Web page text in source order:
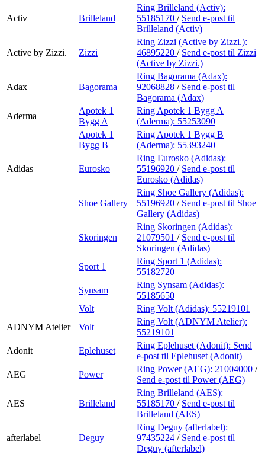
Activ Brilleland
Ring Brilleland (Activ):
55185170 / Send e-post til
Brilleland (Activ)
Active by Zizzi. Zizzi
Ring Zizzi (Active by Zizzi.):
46895220 / Send e-post til Zizzi
(Active by Zizzi.)
Adax Bagorama
Ring Bagorama (Adax):
92068828 / Send e-post til
Bagorama (Adax)
Aderma
Apotek 1
Bygg A
Ring Apotek 1 Bygg A
(Aderma): 55253090
Apotek 1
Bygg B
Ring Apotek 1 Bygg B
(Aderma): 55393240
Adidas Eurosko
Ring Eurosko (Adidas):
55196920 / Send e-post til
Eurosko (Adidas)
Shoe Gallery
Ring Shoe Gallery (Adidas):
55196920 / Send e-post til Shoe
Gallery (Adidas)
Skoringen
Ring Skoringen (Adidas):
21079501 / Send e-post til
Skoringen (Adidas)
Sport 1
Ring Sport 1 (Adidas):
55182720
Synsam
Ring Synsam (Adidas):
55185650
Volt
Ring Volt (Adidas): 55219101
ADNYM Atelier
Volt
Ring Volt (ADNYM Atelier):
55219101
Adonit
Eplehuset
Ring Eplehuset (Adonit): Send
e-post til Eplehuset (Adonit)
AEG
Power
Ring Power (AEG): 21004000 /
Send e-post til Power (AEG)
AES Brilleland
Ring Brilleland (AES):
55185170 / Send e-post til
Brilleland (AES)
afterlabel Deguy
Ring Deguy (afterlabel):
97435224 / Send e-post til
Deguy (afterlabel)